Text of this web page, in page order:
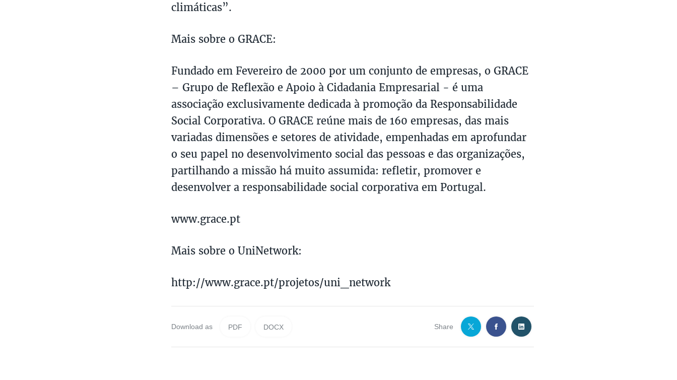
climáticas”.
Mais sobre o GRACE:
Fundado em Fevereiro de 2000 por um conjunto de empresas, o GRACE
– Grupo de Reflexão e Apoio à Cidadania Empresarial - é uma
associação exclusivamente dedicada à promoção da Responsabilidade
Social Corporativa. O GRACE reúne mais de 160 empresas, das mais
variadas dimensões e setores de atividade, empenhadas em aprofundar
o seu papel no desenvolvimento social das pessoas e das organizações,
partilhando a missão há muito assumida: refletir, promover e
desenvolver a responsabilidade social corporativa em Portugal.
www.grace.pt
Mais sobre o UniNetwork:
http://www.grace.pt/projetos/uni_network
Download as PDF DOCX Share